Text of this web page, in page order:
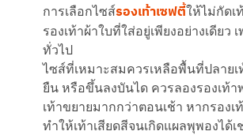
การเลือกไซส์รองเท้าเซฟตี้ให้ไม่กัดเ
รองเท้าผ้าใบที่ใส่อยู่เพียงอย่างเดีย
ทั่วไป
ไซส์ที่เหมาะสมควรเหลือพื้นที่ปลายเ
ยืน หรือขึ้นลงบันได ควรลองรองเท้า
เท้าขยายมากกว่าตอนเช้า หากรองเ
ทำให้เท้าเสียดสีจนเกิดแผลพุพองได้